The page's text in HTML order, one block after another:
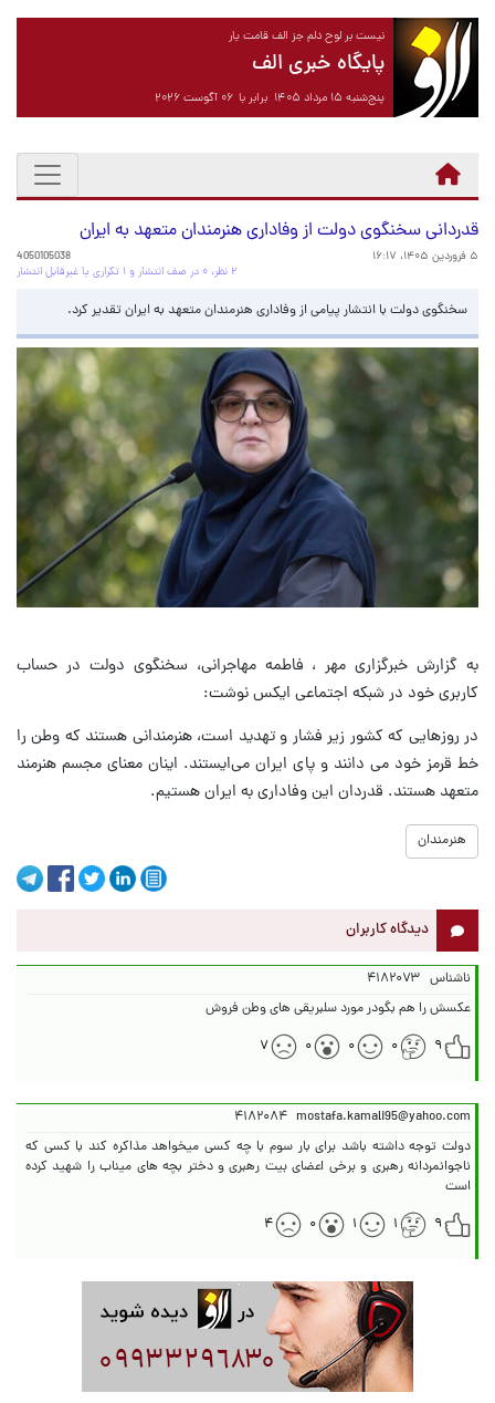
نیست بر لوح دلم جز الف قامت یار
پایگاه خبری الف
پنج‌شنبه ۱۵ مرداد ۱۴۰۵ برابر با ۰۶ آگوست ۲۰۲۶
قدردانی سخنگوی دولت از وفاداری هنرمندان متعهد به ایران
۵ فروردین ۱۴۰۵، ۱۶:۱۷
4050105038
۲ نظر، ۰ در صف انتشار و ۱ تکراری یا غیرقابل انتشار
سخنگوی دولت با انتشار پیامی از وفاداری هنرمندان متعهد به ایران تقدیر کرد.
به گزارش خبرگزاری مهر ، فاطمه مهاجرانی، سخنگوی دولت در حساب
کاربری خود در شبکه اجتماعی ایکس نوشت:
‌در روزهایی که کشور زیر فشار و تهدید است، هنرمندانی هستند که وطن را
خط قرمز خود می دانند و پای ایران می‌ایستند. اینان معنای مجسم هنرمند
متعهد هستند. ‌قدردان این وفاداری به ایران هستیم.
هنرمندان
دیدگاه کاربران
ناشناس ۴۱۸۲۰۷۳
عکسش را هم بگو‌در مورد سلبریقی های وطن فروش
۹
۰ ۰ ۰ ۷
mostafa.kamali95@yahoo.com ۴۱۸۲۰۸۴
دولت توجه داشته باشد برای بار سوم با چه کسی میخواهد مذاکره کند با کسی که
ناجوانمردانه رهبری و برخی اعضای بیت رهبری و دختر بچه های میناب را شهید کرده
است
۹
۱ ۱ ۰ ۴